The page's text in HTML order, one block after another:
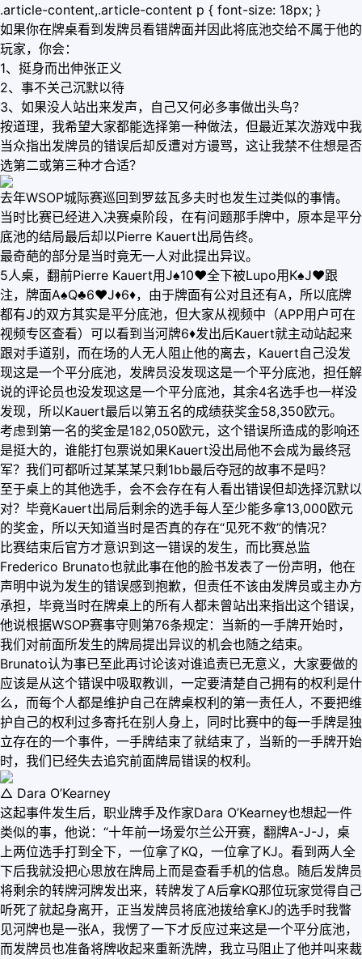
.article-content,.article-content p { font-size: 18px; }
如果你在牌桌看到发牌员看错牌面并因此将底池交给不属于他的
玩家，你会：
1、挺身而出伸张正义
2、事不关己沉默以待
3、如果没人站出来发声，自己又何必多事做出头鸟？
按道理，我希望大家都能选择第一种做法，但最近某次游戏中我
当众指出发牌员的错误后却反遭对方谩骂，这让我禁不住想是否
选第二或第三种才合适？
去年WSOP城际赛巡回到罗兹瓦多夫时也发生过类似的事情。
当时比赛已经进入决赛桌阶段，在有问题那手牌中，原本是平分
底池的结局最后却以Pierre Kauert出局告终。
最奇葩的部分是当时竟无一人对此提出异议。
5人桌，翻前Pierre Kauert用J♠10♥全下被Lupo用K♠J♥跟
注，牌面A♠Q♣6♥J♦6♦，由于牌面有公对且还有A，所以底牌
都有J的双方其实是平分底池，但大家从视频中（APP用户可在
视频专区查看）可以看到当河牌6♦发出后Kauert就主动站起来
跟对手道别，而在场的人无人阻止他的离去，Kauert自己没发
现这是一个平分底池，发牌员没发现这是一个平分底池，担任解
说的评论员也没发现这是一个平分底池，其余4名选手也一样没
发现，所以Kauert最后以第五名的成绩获奖金58,350欧元。
考虑到第一名的奖金是182,050欧元，这个错误所造成的影响还
是挺大的，谁能打包票说如果Kauert没出局他不会成为最终冠
军？我们可都听过某某某只剩1bb最后夺冠的故事不是吗？
至于桌上的其他选手，会不会存在有人看出错误但却选择沉默以
对？毕竟Kauert出局后剩余的选手每人至少能多拿13,000欧元
的奖金，所以天知道当时是否真的存在“见死不救”的情况？
比赛结束后官方才意识到这一错误的发生，而比赛总监
Frederico Brunato也就此事在他的脸书发表了一份声明，他在
声明中说为发生的错误感到抱歉，但责任不该由发牌员或主办方
承担，毕竟当时在牌桌上的所有人都未曾站出来指出这个错误，
他说根据WSOP赛事守则第76条规定：当新的一手牌开始时，
我们对前面所发生的牌局提出异议的机会也随之结束。
Brunato认为事已至此再讨论该对谁追责已无意义，大家要做的
应该是从这个错误中吸取教训，一定要清楚自己拥有的权利是什
么，而每个人都是维护自己在牌桌权利的第一责任人，不要把维
护自己的权利过多寄托在别人身上，同时比赛中的每一手牌是独
立存在的一个事件，一手牌结束了就结束了，当新的一手牌开始
时，我们已经失去追究前面牌局错误的权利。
△ Dara O’Kearney
这起事件发生后，职业牌手及作家Dara O’Kearney也想起一件
类似的事，他说：“十年前一场爱尔兰公开赛，翻牌A-J-J，桌
上两位选手打到全下，一位拿了KQ，一位拿了KJ。看到两人全
下后我就没把心思放在牌局上而是查看手机的信息。随后发牌员
将剩余的转牌河牌发出来，转牌发了A后拿KQ那位玩家觉得自己
听死了就起身离开，正当发牌员将底池拨给拿KJ的选手时我瞥
见河牌也是一张A，我愣了一下才反应过来这是一个平分底池，
而发牌员也准备将牌收起来重新洗牌，我立马阻止了他并叫来裁